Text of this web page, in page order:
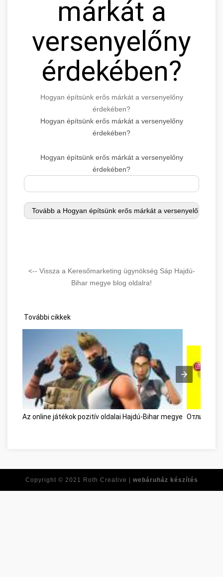
márkát a
versenyelőny
érdekében?
Hogyan építsünk erős márkát a versenyelőny
érdekében?
Hogyan építsünk erős márkát a versenyelőny
érdekében?
Hogyan építsünk erős márkát a versenyelőny
érdekében?
<-- Vissza a Keresőmarketing ügynökség Sáp Hajdú-
Bihar megye blog oldalra!
További cikkek
Az online játékok pozitív oldalai Hajdú-Bihar megye Отличный
Copyright © 2021 Roth Creative | webáruház készítés